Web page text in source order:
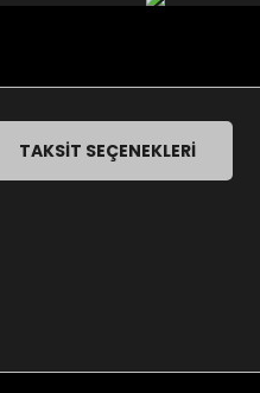
TAKSIT SEÇENEKLERI